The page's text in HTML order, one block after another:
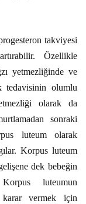
takviyesi
Özellikle
yetmezliğinde ve
tedavisinin olumlu
olarak da
sonraki
luteum olarak
Korpus luteum
dek bebeğin
luteumun
karar vermek için